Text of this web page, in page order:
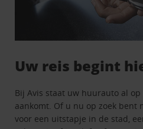
Uw reis begint
Bij Avis staat uw huurauto al
aankomt. Of u nu op zoek bent
voor een uitstapje in de stad,